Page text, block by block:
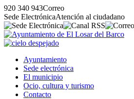
920 340 943Correo
Sede ElectrónicaAtención al ciudadano
Ayuntamiento
Sede electrónica
El municipio
Ocio, cultura y turismo
Contacto